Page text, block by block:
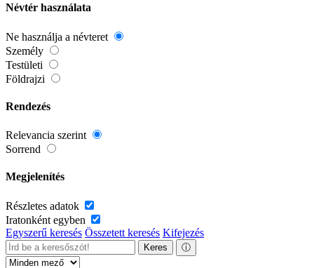
Névtér használata
Ne használja a névteret
Személy
Testületi
Földrajzi
Rendezés
Relevancia szerint
Sorrend
Megjelenítés
Részletes adatok
Iratonként egyben
Egyszerű keresés Összetett keresés Kifejezés
Keres ⓘ